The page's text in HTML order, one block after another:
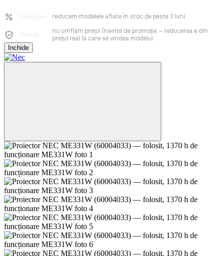
reducem modelele aflate în stoc de peste 3 luni
nu umflăm prețul înainte de promoție — reducerea e din
prețul real la care se vindea modelul
Inchide